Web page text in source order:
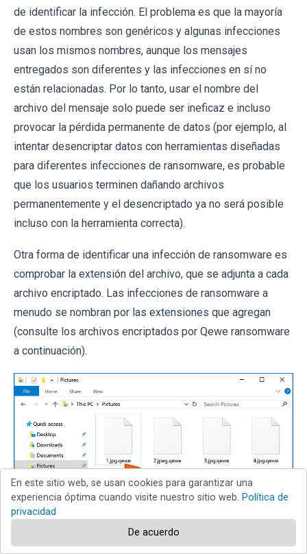
de identificar la infección. El problema es que la mayoría
de estos nombres son genéricos y algunas infecciones
usan los mismos nombres, aunque los mensajes
entregados son diferentes y las infecciones en sí no
están relacionadas. Por lo tanto, usar el nombre del
archivo del mensaje solo puede ser ineficaz e incluso
provocar la pérdida permanente de datos (por ejemplo, al
intentar desencriptar datos con herramientas diseñadas
para diferentes infecciones de ransomware, es probable
que los usuarios terminen dañando archivos
permanentemente y el desencriptado ya no será posible
incluso con la herramienta correcta).
Otra forma de identificar una infección de ransomware es
comprobar la extensión del archivo, que se adjunta a cada
archivo encriptado. Las infecciones de ransomware a
menudo se nombran por las extensiones que agregan
(consulte los archivos encriptados por Qewe ransomware
a continuación).
En este sitio web, se usan cookies para garantizar una
experiencia óptima cuando visite nuestro sitio web. Política de
privacidad
De acuerdo